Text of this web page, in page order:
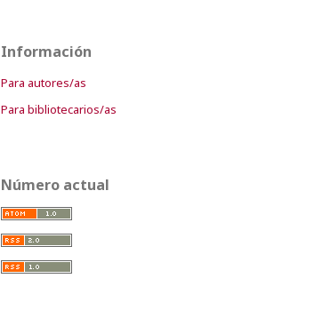
Información
Para autores/as
Para bibliotecarios/as
Número actual